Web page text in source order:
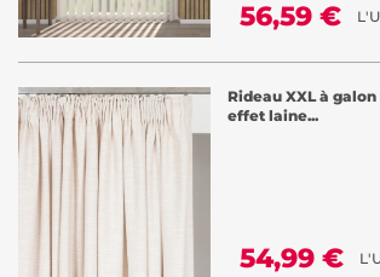
56,59 €
Rideau XXL à
effet laine...
54,99 €